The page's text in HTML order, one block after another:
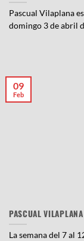
Pascual Vilaplana
domingo 3 de abril
PASCUAL
La semana del 7 al
09
Feb